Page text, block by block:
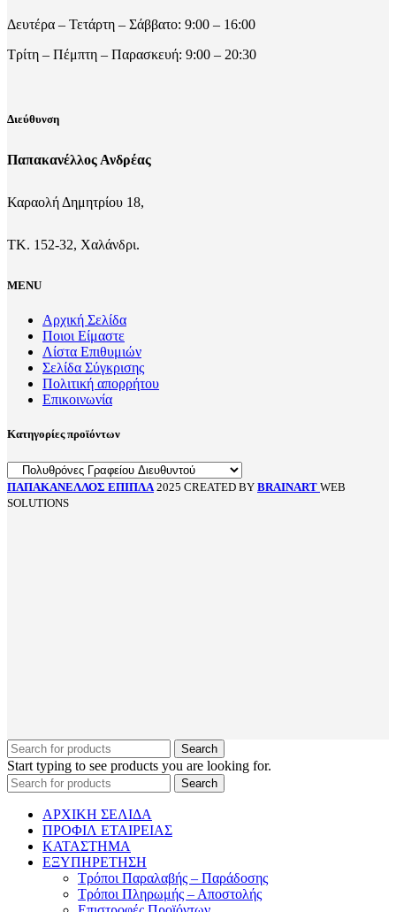
Δευτέρα – Τετάρτη – Σάββατο: 9:00 – 16:00
Τρίτη – Πέμπτη – Παρασκευή: 9:00 – 20:30
Διεύθυνση
Παπακανέλλος Ανδρέας
Καραολή Δημητρίου 18,
ΤΚ. 152-32, Χαλάνδρι.
MENU
Αρχική Σελίδα
Ποιοι Είμαστε
Λίστα Επιθυμιών
Σελίδα Σύγκρισης
Πολιτική απορρήτου
Επικοινωνία
Κατηγορίες προϊόντων
ΠΑΠΑΚΑΝΕΛΛΟΣ ΕΠΙΠΛΑ 2025 CREATED BY BRAINART WEB
SOLUTIONS
Search
Start typing to see products you are looking for.
Search
ΑΡΧΙΚΗ ΣΕΛΙΔΑ
ΠΡΟΦΙΛ ΕΤΑΙΡΕΙΑΣ
ΚΑΤΑΣΤΗΜΑ
ΕΞΥΠΗΡΕΤΗΣΗ
Τρόποι Παραλαβής – Παράδοσης
Τρόποι Πληρωμής – Αποστολής